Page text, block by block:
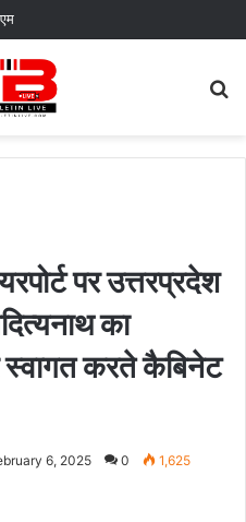
पर उत्तरप्रदेश
का
करते कैबिनेट
6, 2025 0 1,625